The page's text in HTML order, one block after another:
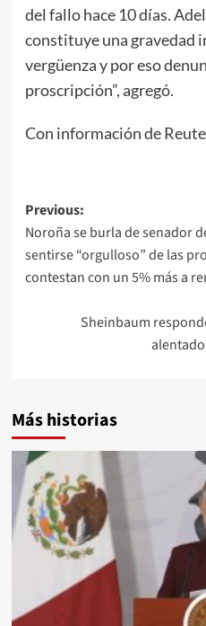
del fallo hace 10 días.
constituye una gravedad
vergüenza y por eso
proscripción”, agregó.
Con información de
Post
navigation
Previous:
Noroña se burla de senador
sentirse “orgulloso” de las
contestan con un 5% más a
Sheinbaum
Más historias